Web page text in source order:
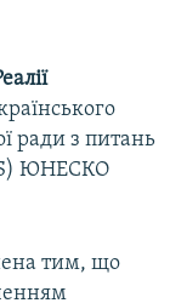
ради з питань
ЮНЕСКО
тим, що